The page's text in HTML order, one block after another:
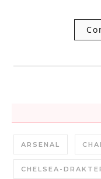
ARSENAL
CHELSEA-